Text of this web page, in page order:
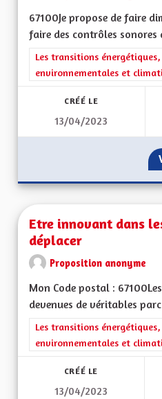
67100Je propose de faire
faire des contrôles sonores
Filtrer les résultats de la
Les transitions
environnementales et
CRÉÉ LE
13/04/2023
Etre innovant dans
déplacer
Proposition anonyme
Mon Code postal :
devenues de véritables
Filtrer les résultats de la
Les transitions
environnementales et
CRÉÉ LE
13/04/2023